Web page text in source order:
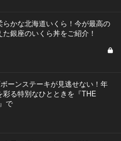
らかな北海道いくら！今が最高の
た銀座のいくら丼をご紹介！
ーンステーキが見逃せない！年
彩る特別なひとときを『THE
で